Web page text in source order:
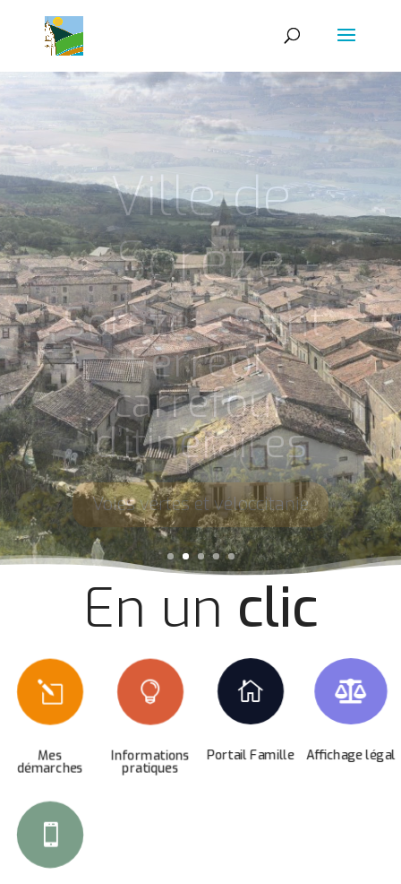
Ville de
Sorèze
Des sources du
savoir aux
sources du
canal du midi
Découverte du patrimoine
En un clic
l
Mes
démarches

Informations
pratiques

Portail Famille

Affichage légal
